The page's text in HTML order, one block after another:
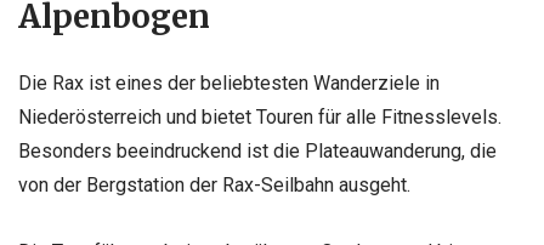
Alpenbogen
Die Rax ist eines der beliebtesten Wanderziele in
Niederösterreich und bietet Touren für alle Fitnesslevels.
Besonders beeindruckend ist die Plateauwanderung, die
von der Bergstation der Rax-Seilbahn ausgeht.